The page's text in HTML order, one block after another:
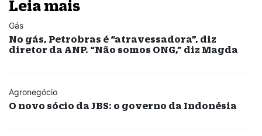
Leia mais
Gás
No gás, Petrobras é “atravessadora”, diz
diretor da ANP. “Não somos ONG,” diz Magda
Agronegócio
O novo sócio da JBS: o governo da Indonésia